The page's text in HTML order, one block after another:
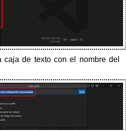
caja de texto con el nombre del